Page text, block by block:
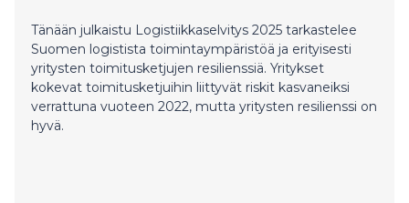
Tänään julkaistu Logistiikkaselvitys 2025 tarkastelee
Suomen logistista toimintaympäristöä ja erityisesti
yritysten toimitusketjujen resilienssiä. Yritykset
kokevat toimitusketjuihin liittyvät riskit kasvaneiksi
verrattuna vuoteen 2022, mutta yritysten resilienssi on
hyvä.